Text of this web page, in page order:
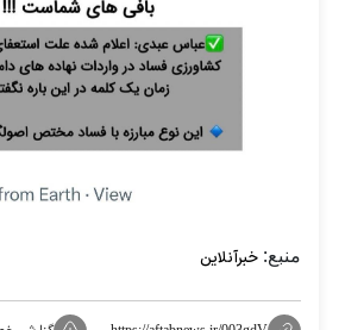
منبع: خبرآنلاین